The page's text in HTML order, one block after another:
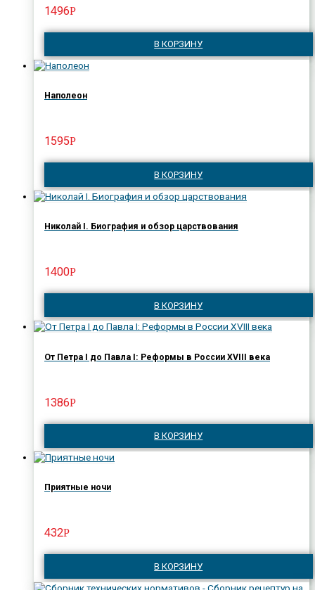
1496Р
В КОРЗИНУ
Наполеон
1595Р
В КОРЗИНУ
Николай I. Биография и обзор царствования
1400Р
В КОРЗИНУ
От Петра I до Павла I: Реформы в России XVIII века
1386Р
В КОРЗИНУ
Приятные ночи
432Р
В КОРЗИНУ